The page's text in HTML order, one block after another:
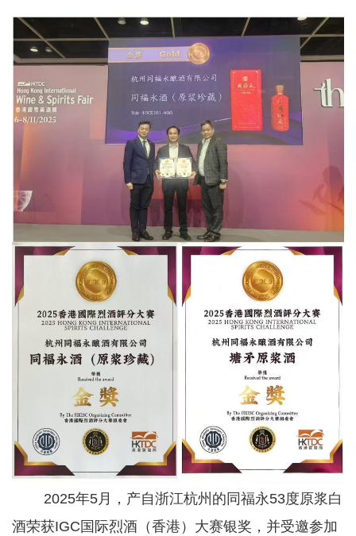
2025年5月，产自浙江杭州的同福永53度原浆白
酒荣获IGC国际烈酒（香港）大赛银奖，并受邀参加